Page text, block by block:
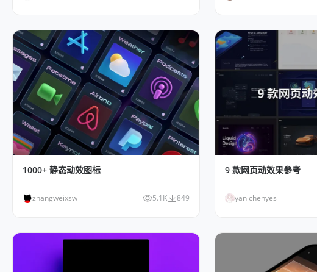
1000+ 静态动效图标
zhangweixsw 5.1K 849
9 款网页动效果參考
yan chenyes